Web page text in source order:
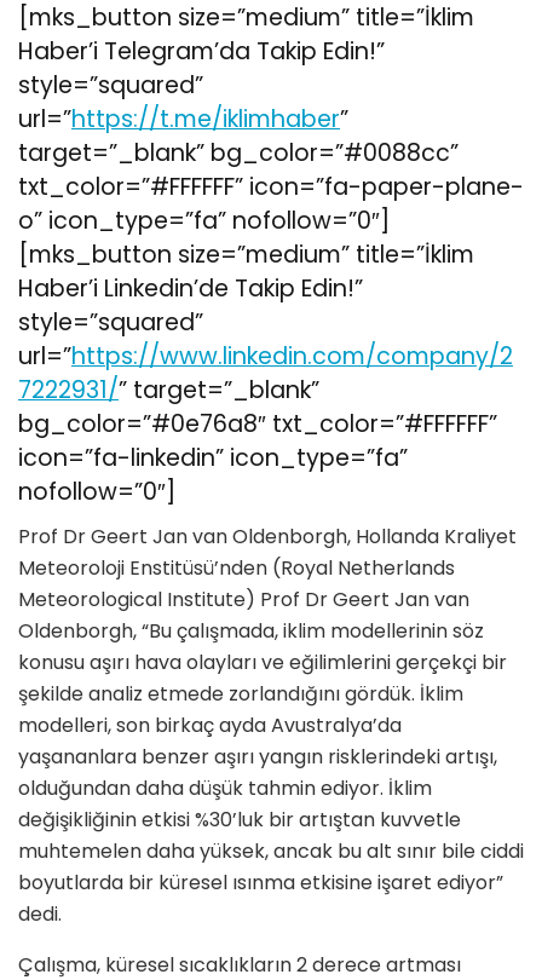
[mks_button size=”medium” title=”İklim
Haber’i Telegram’da Takip Edin!”
style=”squared”
url=”https://t.me/iklimhaber”
target=”_blank” bg_color=”#0088cc”
txt_color=”#FFFFFF” icon=”fa-paper-plane-
o” icon_type=”fa” nofollow=”0″]
[mks_button size=”medium” title=”İklim
Haber’i Linkedin’de Takip Edin!”
style=”squared”
url=”https://www.linkedin.com/company/2
7222931/” target=”_blank”
bg_color=”#0e76a8″ txt_color=”#FFFFFF”
icon=”fa-linkedin” icon_type=”fa”
nofollow=”0″]
Prof Dr Geert Jan van Oldenborgh, Hollanda Kraliyet
Meteoroloji Enstitüsü’nden (Royal Netherlands
Meteorological Institute) Prof Dr Geert Jan van
Oldenborgh, “Bu çalışmada, iklim modellerinin söz
konusu aşırı hava olayları ve eğilimlerini gerçekçi bir
şekilde analiz etmede zorlandığını gördük. İklim
modelleri, son birkaç ayda Avustralya’da
yaşananlara benzer aşırı yangın risklerindeki artışı,
olduğundan daha düşük tahmin ediyor. İklim
değişikliğinin etkisi %30’luk bir artıştan kuvvetle
muhtemelen daha yüksek, ancak bu alt sınır bile ciddi
boyutlarda bir küresel ısınma etkisine işaret ediyor”
dedi.
Çalışma, küresel sıcaklıkların 2 derece artması